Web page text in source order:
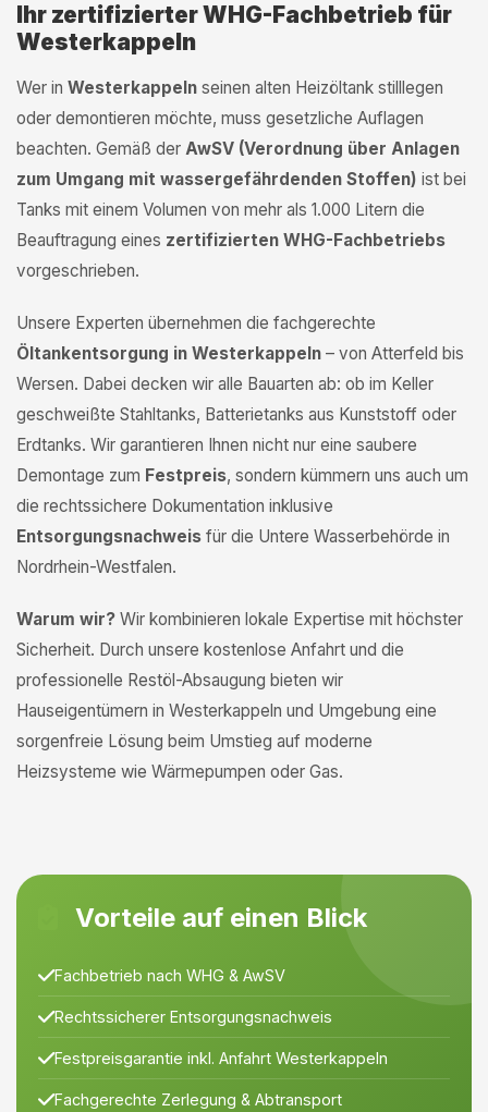
Ihr zertifizierter WHG-Fachbetrieb für
Westerkappeln
Wer in Westerkappeln seinen alten Heizöltank stilllegen
oder demontieren möchte, muss gesetzliche Auflagen
beachten. Gemäß der AwSV (Verordnung über Anlagen
zum Umgang mit wassergefährdenden Stoffen) ist bei
Tanks mit einem Volumen von mehr als 1.000 Litern die
Beauftragung eines zertifizierten WHG-Fachbetriebs
vorgeschrieben.
Unsere Experten übernehmen die fachgerechte
Öltankentsorgung in Westerkappeln – von Atterfeld bis
Wersen. Dabei decken wir alle Bauarten ab: ob im Keller
geschweißte Stahltanks, Batterietanks aus Kunststoff oder
Erdtanks. Wir garantieren Ihnen nicht nur eine saubere
Demontage zum Festpreis, sondern kümmern uns auch um
die rechtssichere Dokumentation inklusive
Entsorgungsnachweis für die Untere Wasserbehörde in
Nordrhein-Westfalen.
Warum wir? Wir kombinieren lokale Expertise mit höchster
Sicherheit. Durch unsere kostenlose Anfahrt und die
professionelle Restöl-Absaugung bieten wir
Hauseigentümern in Westerkappeln und Umgebung eine
sorgenfreie Lösung beim Umstieg auf moderne
Heizsysteme wie Wärmepumpen oder Gas.
Vorteile auf einen Blick
Fachbetrieb nach WHG & AwSV
Rechtssicherer Entsorgungsnachweis
Festpreisgarantie inkl. Anfahrt Westerkappeln
Fachgerechte Zerlegung & Abtransport